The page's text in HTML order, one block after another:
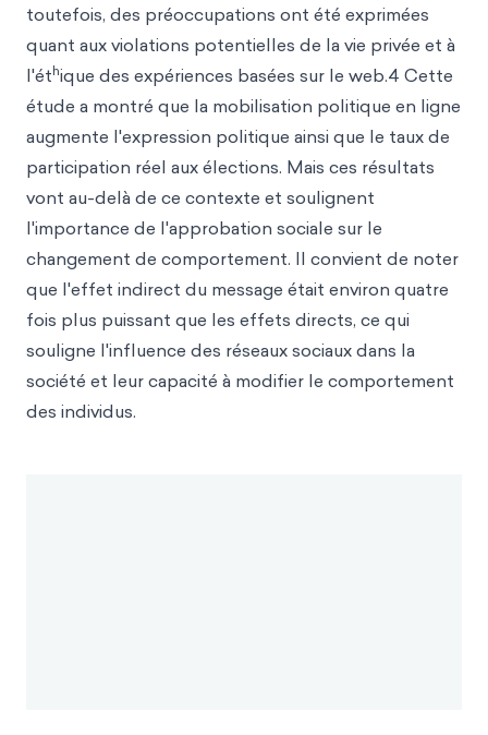
toutefois, des préoccupations ont été exprimées
quant aux violations potentielles de la vie privée et à
l'éthique des expériences basées sur le web.4 Cette
étude a montré que la mobilisation politique en ligne
augmente l'expression politique ainsi que le taux de
participation réel aux élections. Mais ces résultats
vont au-delà de ce contexte et soulignent
l'importance de l'approbation sociale sur le
changement de comportement. Il convient de noter
que l'effet indirect du message était environ quatre
fois plus puissant que les effets directs, ce qui
souligne l'influence des réseaux sociaux dans la
société et leur capacité à modifier le comportement
des individus.